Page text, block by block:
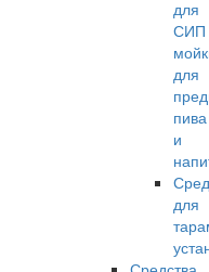
для
СИП
для
пива
и
для